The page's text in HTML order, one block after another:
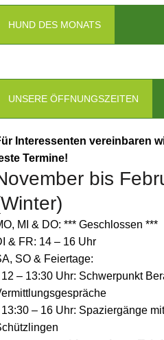
HUND DES MONATS
UNSERE ÖFFNUNGSZEITEN
Interessenten vereinbaren
Termine!
bis
MI & DO: *** Geschlossen ***
& FR: 14 – 16 Uhr
SO & Feiertage:
12 – 13:30 Uhr: Schwerpunkt
13:30 – 16 Uhr: Spaziergänge